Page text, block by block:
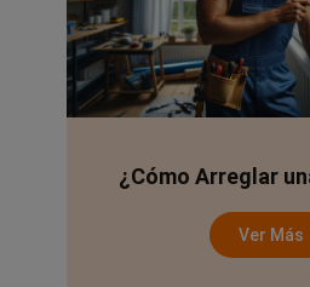
¿Cómo Arreglar
Ver Más